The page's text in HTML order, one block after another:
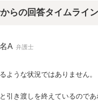
らの回答タイムライン
A 弁護士
ような状況ではありません。
引き渡しを終えているので